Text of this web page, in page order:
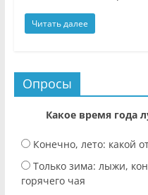
Читать далее
Опросы
Какое время года
Конечно, лето: какой
Только зима: лыжи,
горячего чая